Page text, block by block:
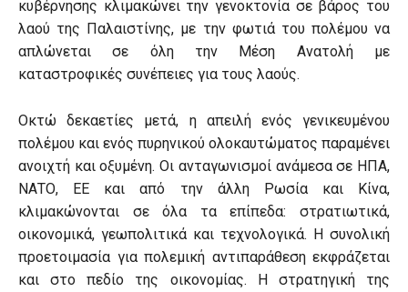
κυβέρνησης κλιμακώνει την γενοκτονία σε βάρος του
λαού της Παλαιστίνης, με την φωτιά του πολέμου να
απλώνεται σε όλη την Μέση Ανατολή με
καταστροφικές συνέπειες για τους λαούς.
Οκτώ δεκαετίες μετά, η απειλή ενός γενικευμένου
πολέμου και ενός πυρηνικού ολοκαυτώματος παραμένει
ανοιχτή και οξυμένη. Οι ανταγωνισμοί ανάμεσα σε ΗΠΑ,
ΝΑΤΟ, ΕΕ και από την άλλη Ρωσία και Κίνα,
κλιμακώνονται σε όλα τα επίπεδα: στρατιωτικά,
οικονομικά, γεωπολιτικά και τεχνολογικά. Η συνολική
προετοιμασία για πολεμική αντιπαράθεση εκφράζεται
και στο πεδίο της οικονομίας. Η στρατηγική της